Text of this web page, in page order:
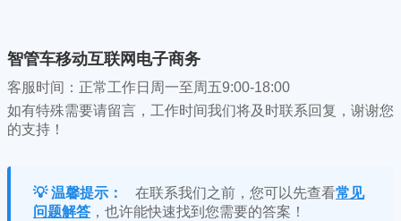
智管车移动互联网电子商务
客服时间：正常工作日周一至周五9:00-18:00
如有特殊需要请留言，工作时间我们将及时联系回复，谢谢您
的支持！
💡 温馨提示： 在联系我们之前，您可以先查看常见
问题解答 ，也许能快速找到您需要的答案！